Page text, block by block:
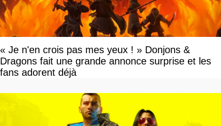
« Je n'en crois pas mes yeux ! » Donjons &
Dragons fait une grande annonce surprise et les
fans adorent déjà